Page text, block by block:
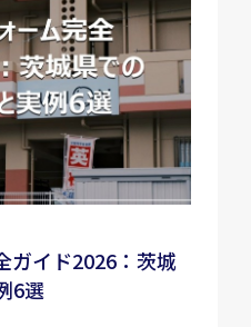
ガイド2026：茨城
6選